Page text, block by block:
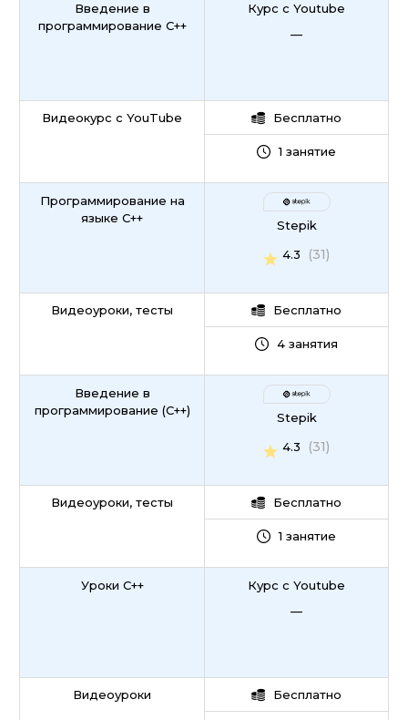
Введение в
программирование C++
Видеокурс с YouTube
Курс с Youtube
—
Бесплатно
1 занятие
Программирование на
языке C++
Видеоуроки, тесты
Stepik
4.3
(31)
Бесплатно
4 занятия
Введение в
программирование (C++)
Видеоуроки, тесты
Stepik
4.3
(31)
Бесплатно
1 занятие
Уроки C++
Видеоуроки
Курс с Youtube
—
Бесплатно